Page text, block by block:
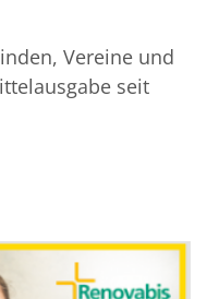
Vereine und
seit